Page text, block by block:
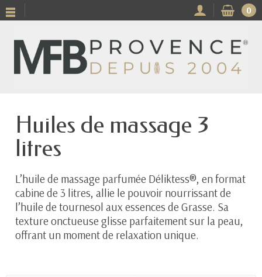
0
Huiles de massage 3
litres
L’huile de massage parfumée Déliktess®, en format
cabine de 3 litres, allie le pouvoir nourrissant de
l’huile de tournesol aux essences de Grasse. Sa
texture onctueuse glisse parfaitement sur la peau,
offrant un moment de relaxation unique.